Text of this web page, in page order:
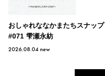
おしゃれななかまたちスナップ
#071 雫瀬永紡
2026.08.04new